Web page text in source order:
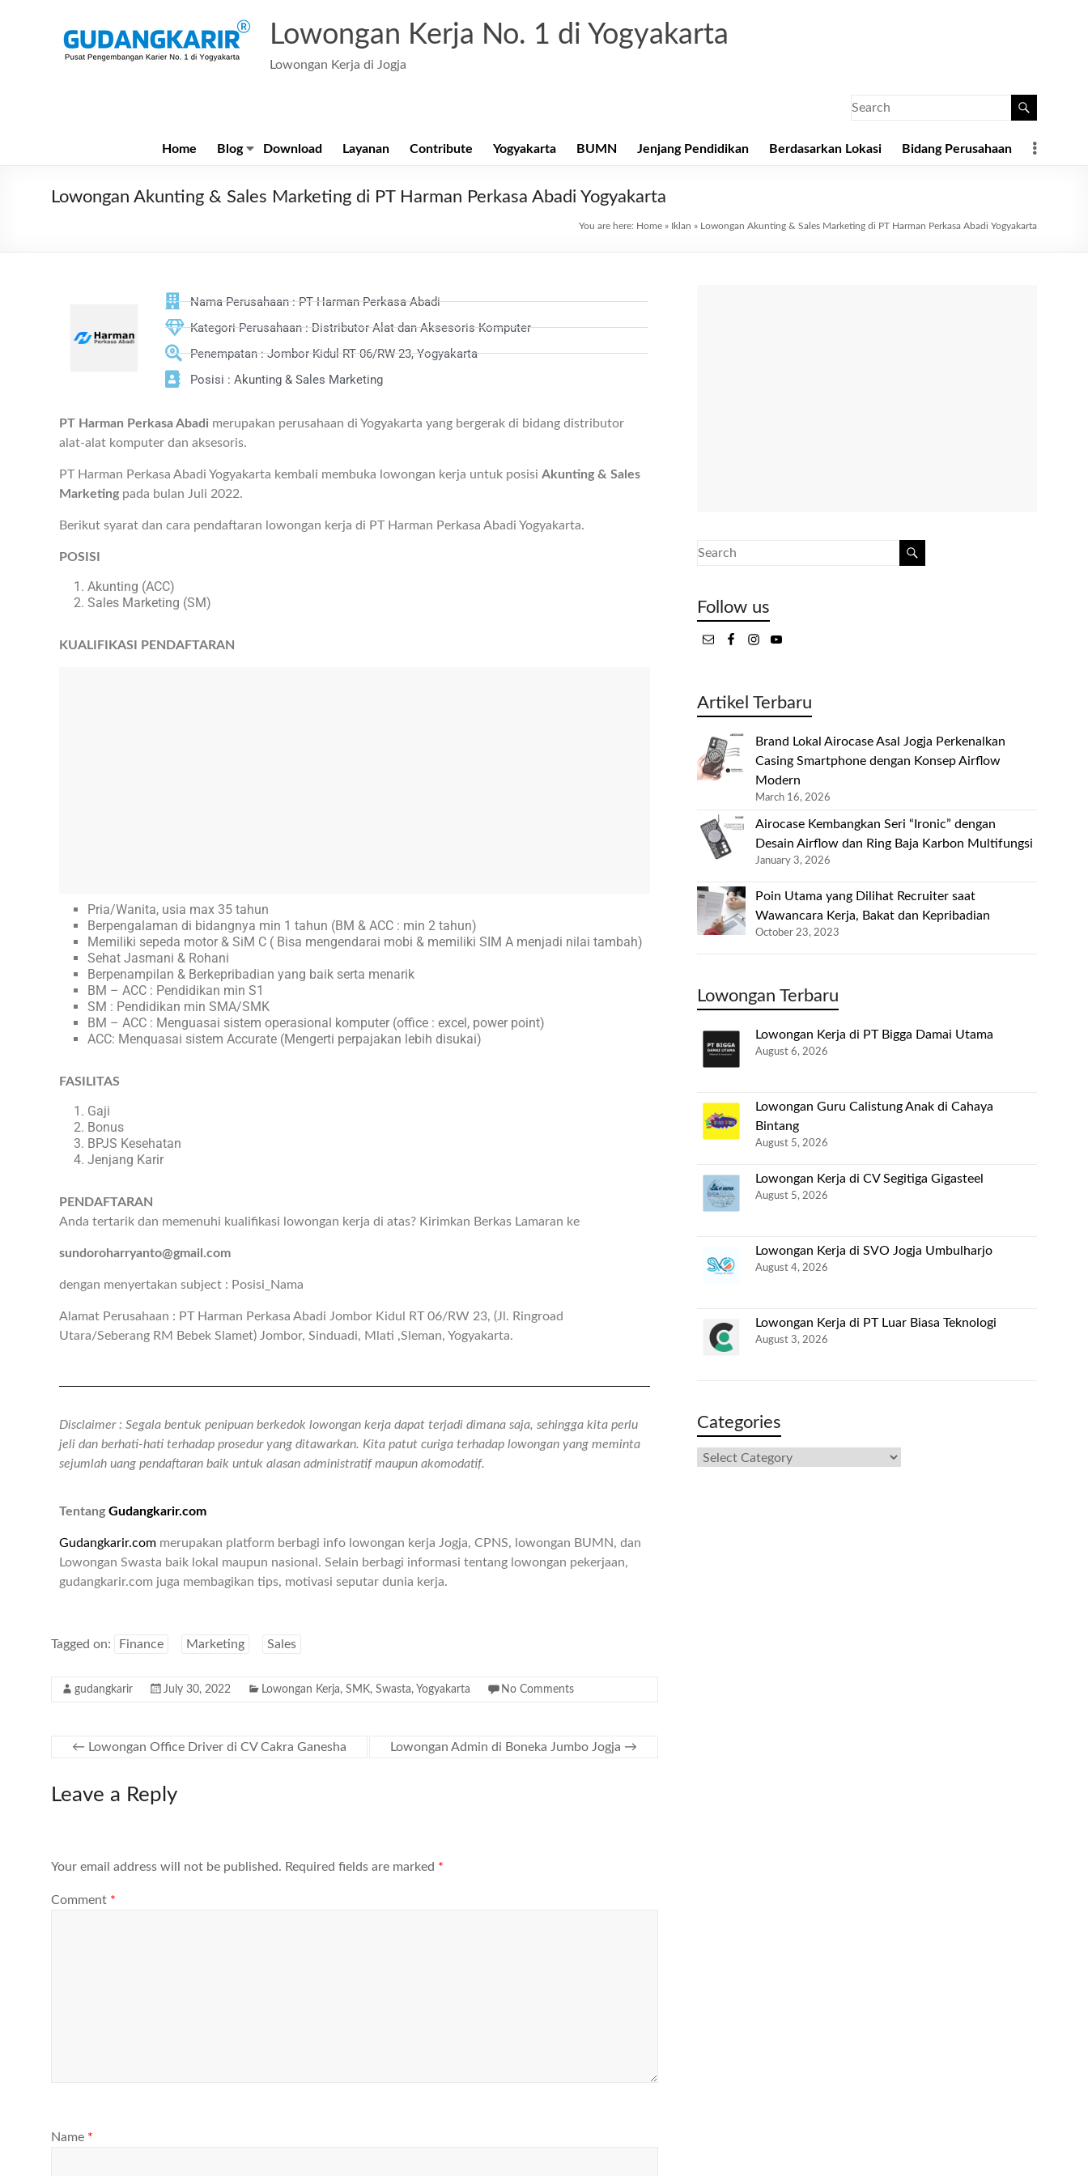
Lowongan Kerja No. 1 di Yogyakarta
Lowongan Kerja di Jogja
Home Blog Download Layanan Contribute Yogyakarta BUMN Jenjang Pendidikan Berdasarkan Lokasi Bidang Perusahaan
Lowongan Akunting & Sales Marketing di PT Harman Perkasa Abadi Yogyakarta
You are here: Home » Iklan » Lowongan Akunting & Sales Marketing di PT Harman Perkasa Abadi Yogyakarta
Nama Perusahaan : PT Harman Perkasa Abadi
Kategori Perusahaan : Distributor Alat dan Aksesoris Komputer
Penempatan : Jombor Kidul RT 06/RW 23, Yogyakarta
Posisi : Akunting & Sales Marketing
PT Harman Perkasa Abadi merupakan perusahaan di Yogyakarta yang bergerak di bidang distributor
alat-alat komputer dan aksesoris.
PT Harman Perkasa Abadi Yogyakarta kembali membuka lowongan kerja untuk posisi Akunting & Sales
Marketing pada bulan Juli 2022.
Berikut syarat dan cara pendaftaran lowongan kerja di PT Harman Perkasa Abadi Yogyakarta.
POSISI
Akunting (ACC)
Sales Marketing (SM)
KUALIFIKASI PENDAFTARAN
Pria/Wanita, usia max 35 tahun
Berpengalaman di bidangnya min 1 tahun (BM & ACC : min 2 tahun)
Memiliki sepeda motor & SiM C ( Bisa mengendarai mobi & memiliki SIM A menjadi nilai tambah)
Sehat Jasmani & Rohani
Berpenampilan & Berkepribadian yang baik serta menarik
BM – ACC : Pendidikan min S1
SM : Pendidikan min SMA/SMK
BM – ACC : Menguasai sistem operasional komputer (office : excel, power point)
ACC: Menquasai sistem Accurate (Mengerti perpajakan lebih disukai)
FASILITAS
Gaji
Bonus
BPJS Kesehatan
Jenjang Karir
PENDAFTARAN
Anda tertarik dan memenuhi kualifikasi lowongan kerja di atas? Kirimkan Berkas Lamaran ke
sundoroharryanto@gmail.com
dengan menyertakan subject : Posisi_Nama
Alamat Perusahaan : PT Harman Perkasa Abadi Jombor Kidul RT 06/RW 23, (Jl. Ringroad
Utara/Seberang RM Bebek Slamet) Jombor, Sinduadi, Mlati ,Sleman, Yogyakarta.
Disclaimer : Segala bentuk penipuan berkedok lowongan kerja dapat terjadi dimana saja, sehingga kita perlu
jeli dan berhati-hati terhadap prosedur yang ditawarkan. Kita patut curiga terhadap lowongan yang meminta
sejumlah uang pendaftaran baik untuk alasan administratif maupun akomodatif.
Tentang Gudangkarir.com
Gudangkarir.com merupakan platform berbagi info lowongan kerja Jogja, CPNS, lowongan BUMN, dan
Lowongan Swasta baik lokal maupun nasional. Selain berbagi informasi tentang lowongan pekerjaan,
gudangkarir.com juga membagikan tips, motivasi seputar dunia kerja.
Tagged on: Finance Marketing Sales
gudangkarir July 30, 2022 Lowongan Kerja, SMK, Swasta, Yogyakarta No Comments
← Lowongan Office Driver di CV Cakra Ganesha Lowongan Admin di Boneka Jumbo Jogja →
Leave a Reply
Your email address will not be published. Required fields are marked *
Comment *
Name *
Follow us
Artikel Terbaru
Brand Lokal Airocase Asal Jogja Perkenalkan
Casing Smartphone dengan Konsep Airflow
Modern
March 16, 2026
Airocase Kembangkan Seri “Ironic” dengan
Desain Airflow dan Ring Baja Karbon Multifungsi
January 3, 2026
Poin Utama yang Dilihat Recruiter saat
Wawancara Kerja, Bakat dan Kepribadian
October 23, 2023
Lowongan Terbaru
Lowongan Kerja di PT Bigga Damai Utama
August 6, 2026
Lowongan Guru Calistung Anak di Cahaya
Bintang
August 5, 2026
Lowongan Kerja di CV Segitiga Gigasteel
August 5, 2026
Lowongan Kerja di SVO Jogja Umbulharjo
August 4, 2026
Lowongan Kerja di PT Luar Biasa Teknologi
August 3, 2026
Categories